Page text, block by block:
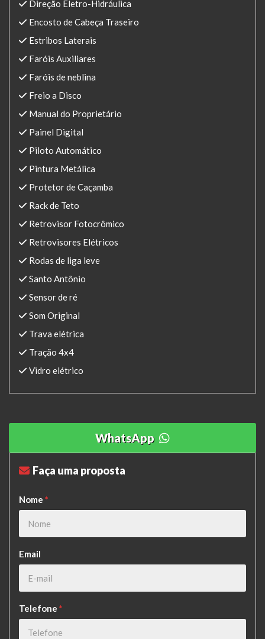
Direção Eletro-Hidráulica
Encosto de Cabeça Traseiro
Estribos Laterais
Faróis Auxiliares
Faróis de neblina
Freio a Disco
Manual do Proprietário
Painel Digital
Piloto Automático
Pintura Metálica
Protetor de Caçamba
Rack de Teto
Retrovisor Fotocrômico
Retrovisores Elétricos
Rodas de liga leve
Santo Antônio
Sensor de ré
Som Original
Trava elétrica
Tração 4x4
Vidro elétrico
WhatsApp
Faça uma proposta
Nome *
Email
Telefone *